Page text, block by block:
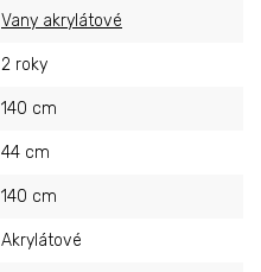
Vany akrylátové
2 roky
140 cm
44 cm
140 cm
Akrylátové